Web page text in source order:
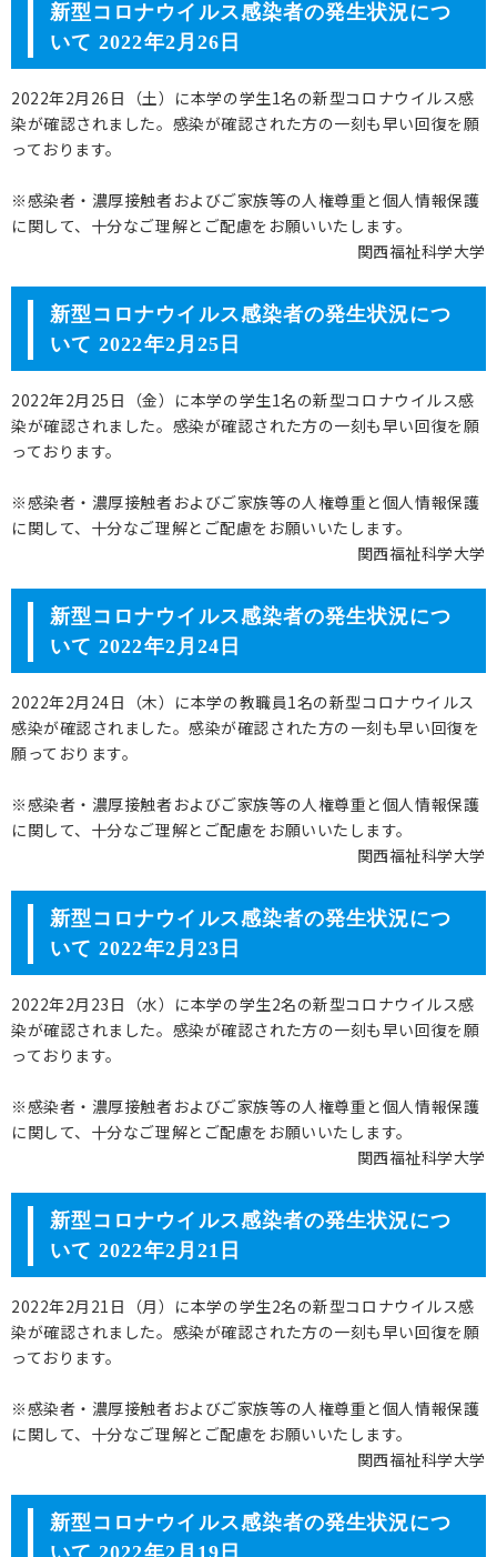
新型コロナウイルス感染者の発生状況につ
いて 2022年2月26日
2022年2月26日（土）に本学の学生1名の新型コロナウイルス感
染が確認されました。感染が確認された方の一刻も早い回復を願
っております。
※感染者・濃厚接触者およびご家族等の人権尊重と個人情報保護
に関して、十分なご理解とご配慮をお願いいたします。
関西福祉科学大学
新型コロナウイルス感染者の発生状況につ
いて 2022年2月25日
2022年2月25日（金）に本学の学生1名の新型コロナウイルス感
染が確認されました。感染が確認された方の一刻も早い回復を願
っております。
※感染者・濃厚接触者およびご家族等の人権尊重と個人情報保護
に関して、十分なご理解とご配慮をお願いいたします。
関西福祉科学大学
新型コロナウイルス感染者の発生状況につ
いて 2022年2月24日
2022年2月24日（木）に本学の教職員1名の新型コロナウイルス
感染が確認されました。感染が確認された方の一刻も早い回復を
願っております。
※感染者・濃厚接触者およびご家族等の人権尊重と個人情報保護
に関して、十分なご理解とご配慮をお願いいたします。
関西福祉科学大学
新型コロナウイルス感染者の発生状況につ
いて 2022年2月23日
2022年2月23日（水）に本学の学生2名の新型コロナウイルス感
染が確認されました。感染が確認された方の一刻も早い回復を願
っております。
※感染者・濃厚接触者およびご家族等の人権尊重と個人情報保護
に関して、十分なご理解とご配慮をお願いいたします。
関西福祉科学大学
新型コロナウイルス感染者の発生状況につ
いて 2022年2月21日
2022年2月21日（月）に本学の学生2名の新型コロナウイルス感
染が確認されました。感染が確認された方の一刻も早い回復を願
っております。
※感染者・濃厚接触者およびご家族等の人権尊重と個人情報保護
に関して、十分なご理解とご配慮をお願いいたします。
関西福祉科学大学
新型コロナウイルス感染者の発生状況につ
いて 2022年2月19日